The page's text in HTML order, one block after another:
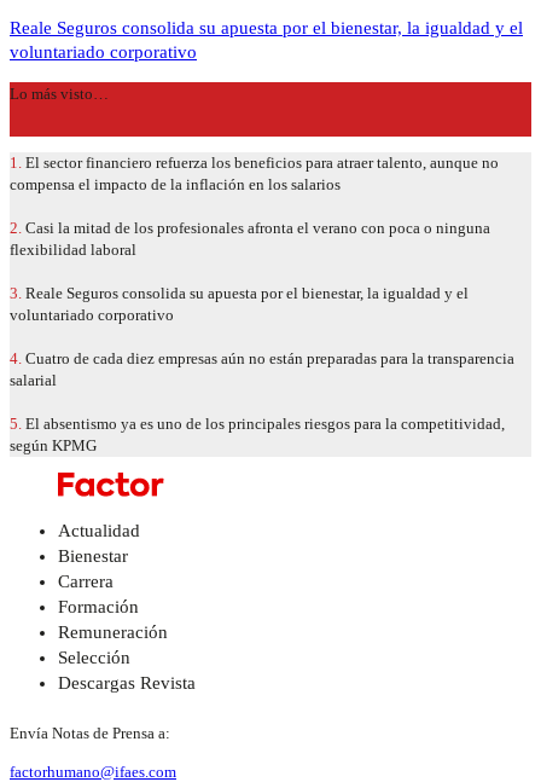
Reale Seguros consolida su apuesta por el bienestar, la igualdad y el
voluntariado corporativo
Lo más visto…
1. El sector financiero refuerza los beneficios para atraer talento, aunque no
compensa el impacto de la inflación en los salarios
2. Casi la mitad de los profesionales afronta el verano con poca o ninguna
flexibilidad laboral
3. Reale Seguros consolida su apuesta por el bienestar, la igualdad y el
voluntariado corporativo
4. Cuatro de cada diez empresas aún no están preparadas para la transparencia
salarial
5. El absentismo ya es uno de los principales riesgos para la competitividad,
según KPMG
Actualidad
Bienestar
Carrera
Formación
Remuneración
Selección
Descargas Revista
Envía Notas de Prensa a:
factorhumano@ifaes.com